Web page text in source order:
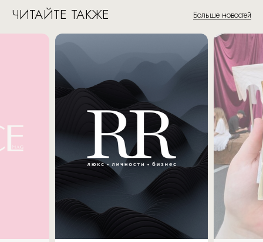
ЧИТАЙТЕ ТАКЖЕ Больше новостей